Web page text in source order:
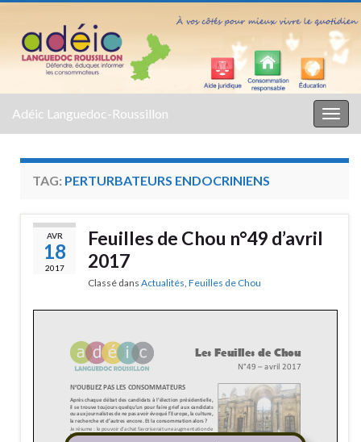
Adéic Languedoc-Roussillon
TAG: PERTURBATEURS ENDOCRINIENS
AVR
18
2017
Feuilles de Chou n°49 d’avril
2017
Classé dans Actualités, Feuilles de Chou